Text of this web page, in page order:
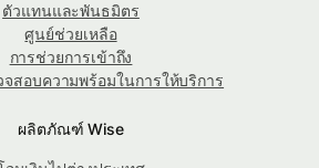
ตัวแทนและพันธมิตร
ศูนย์ช่วยเหลือ
การช่วยการเข้าถึง
จสอบความพร้อมในการให้บริการ
ผลิตภัณฑ์ Wise